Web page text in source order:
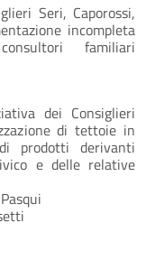
Seri, Caporossi,
incompleta
familiari
dei Consiglieri
di tettoie in
prodotti derivanti
e delle relative